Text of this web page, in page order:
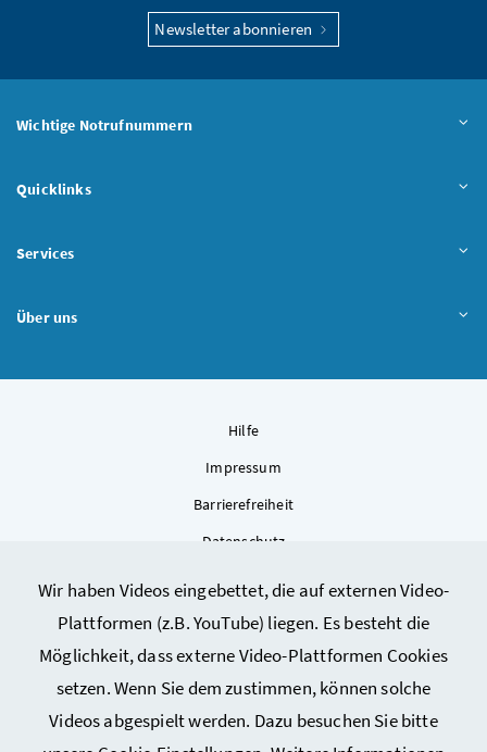
Wir haben Videos eingebettet, die auf externen Video-
Plattformen (z.B. YouTube) liegen. Es besteht die
Möglichkeit, dass externe Video-Plattformen Cookies
setzen. Wenn Sie dem zustimmen, können solche
Videos abgespielt werden. Dazu besuchen Sie bitte
Newsletter abonnieren
Wichtige Notrufnummern
Quicklinks
Services
Über uns
Hilfe
Impressum
Barrierefreiheit
Datenschutz
Sitemap
Cookie-Einstellungen